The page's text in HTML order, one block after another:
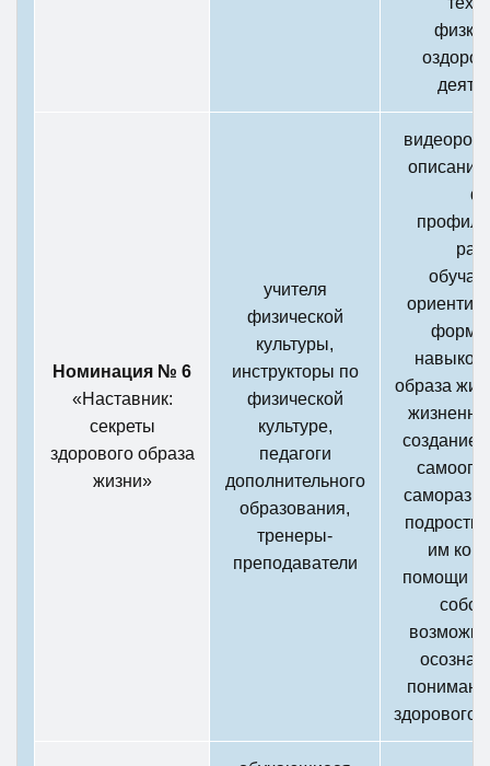
Номинация № 6
«Наставник:
секреты
здорового образа
жизни»
учителя
физической
культуры,
инструкторы по
физической
культуре,
педагоги
дополнительного
образования,
тренеры-
преподаватели
навыков
образа
создание
им
помощи в
здорового